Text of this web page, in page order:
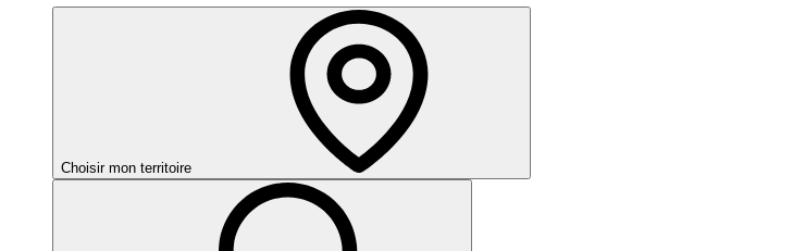
Choisir mon territoire